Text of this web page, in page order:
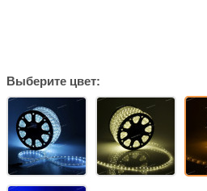
Выберите цвет: